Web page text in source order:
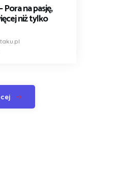
na pasję,
niż tylko